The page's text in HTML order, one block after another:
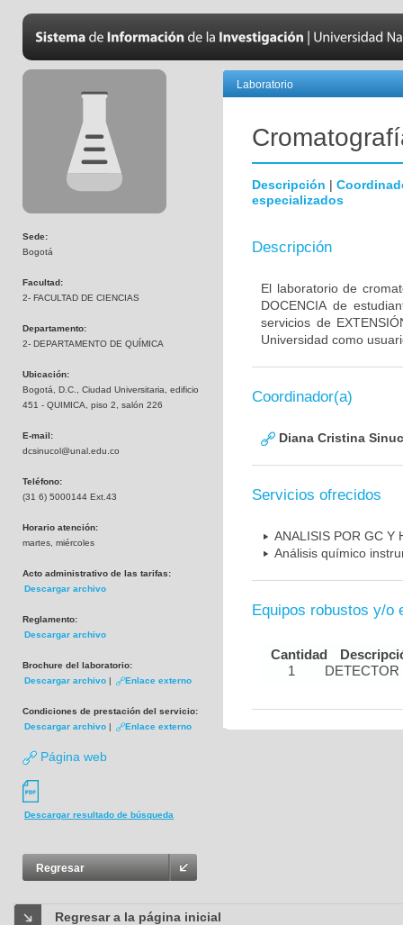
Sede:
Bogotá
Facultad:
2- FACULTAD DE CIENCIAS
Departamento:
2- DEPARTAMENTO DE QUÍMICA
Ubicación:
Bogotá, D.C., Ciudad Universitaria, edificio
451 - QUIMICA, piso 2, salón 226
E-mail:
dcsinucol@unal.edu.co
Teléfono:
(31 6) 5000144 Ext.43
Horario atención:
martes, miércoles
Acto administrativo de las tarifas:
Descargar archivo
Reglamento:
Descargar archivo
Brochure del laboratorio:
Descargar archivo | Enlace externo
Condiciones de prestación del servicio:
Descargar archivo | Enlace externo
Página web
Descargar resultado de búsqueda
Regresar
Laboratorio
Descripción |
especializados
Descripción
El laboratorio de
DOCENCIA de
servicios de
Universidad como
Coordinador(a)
Diana Cristina
Servicios ofrecidos
ANALISIS POR GC Y
Análisis químico
Equipos robustos y/o
Cantidad
1
DETECTOR
Regresar a la página inicial